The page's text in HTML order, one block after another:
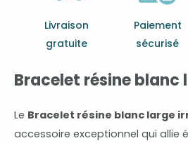
Livraison
gratuite
Paiement
sécurisé
Bracelet résine blanc
Le Bracelet résine blanc large
accessoire exceptionnel qui allie